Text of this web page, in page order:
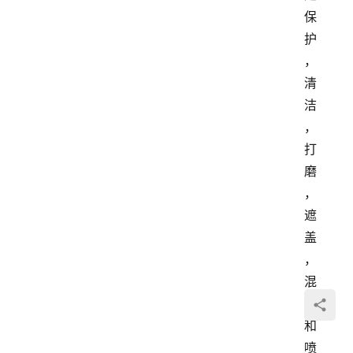
保
护
，
清
洁
，
打
磨
，
遮
盖
，
混
合
和
喷